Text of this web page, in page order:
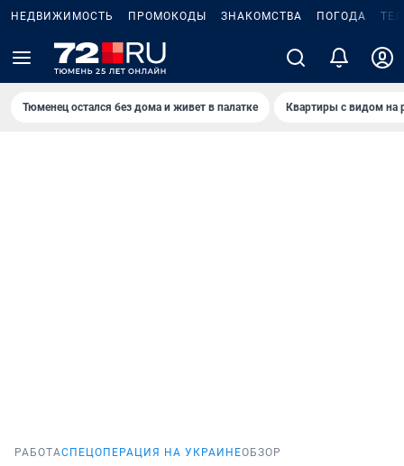
НЕДВИЖИМОСТЬ ПРОМОКОДЫ ЗНАКОМСТВА ПОГОДА
Тюменец остался без дома и живет в палатке Квартиры с видом на
РАБОТАСПЕЦОПЕРАЦИЯ НА УКРАИНЕОБЗОР